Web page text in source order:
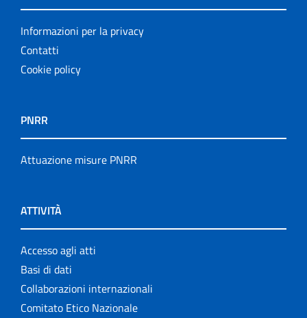
Informazioni per la privacy
Contatti
Cookie policy
PNRR
Attuazione misure PNRR
ATTIVITÀ
Accesso agli atti
Basi di dati
Collaborazioni internazionali
Comitato Etico Nazionale